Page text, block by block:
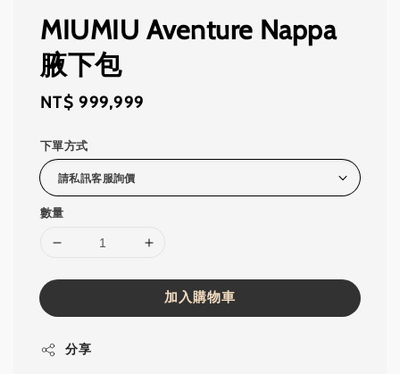
MIUMIU Aventure Nappa
腋下包
Regular
NT$ 999,999
下單方式
數量
加入購物車
分享